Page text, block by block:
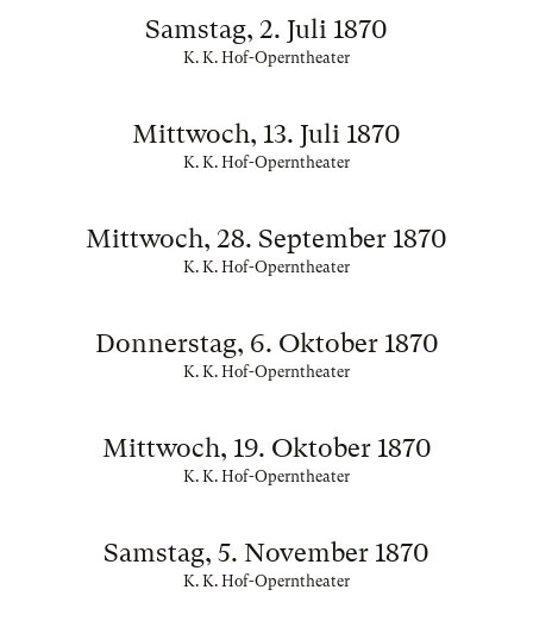
Samstag, 2. Juli 1870
K. K. Hof-Operntheater
Mittwoch, 13. Juli 1870
K. K. Hof-Operntheater
Mittwoch, 28. September 1870
K. K. Hof-Operntheater
Donnerstag, 6. Oktober 1870
K. K. Hof-Operntheater
Mittwoch, 19. Oktober 1870
K. K. Hof-Operntheater
Samstag, 5. November 1870
K. K. Hof-Operntheater